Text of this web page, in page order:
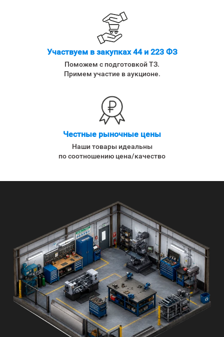
Участвуем в закупках 44 и 223 ФЗ
Поможем с подготовкой ТЗ.
Примем участие в аукционе.
Честные рыночные цены
Наши товары идеальны
по соотношению цена/качество